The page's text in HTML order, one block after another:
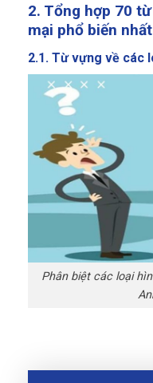
2. Tổng hợp 70
mại phổ biến
2.1. Từ vựng về các
Phân biệt các loại